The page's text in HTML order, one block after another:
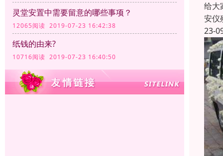
灵堂安置中需要留意的哪些事项？
12065阅读 2019-07-23 16:42:38
纸钱的由来?
10716阅读 2019-07-23 16:40:50
给大
安仪
23-